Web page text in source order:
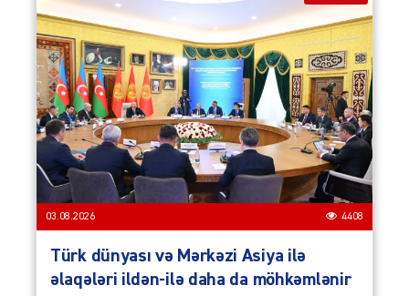
03.08.2026 4408
Türk dünyası və Mərkəzi Asiya ilə
əlaqələri ildən-ilə daha da möhkəmlənir